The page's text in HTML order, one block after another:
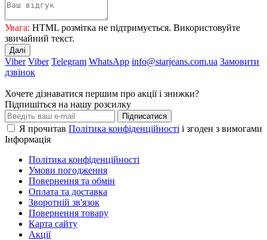
Увага: HTML розмітка не підтримується. Використовуйте
звичайний текст.
Далі
Viber Viber Telegram WhatsApp info@starjeans.com.ua Замовити
дзвінок
Хочете дізнаватися першим про акції і знижки?
Підпишіться на нашу розсилку
Підписатися
Я прочитав Політика конфіденційності і згоден з вимогами
Інформація
Політика конфіденційності
Умови погодження
Повернення та обмін
Оплата та доставка
Зворотній зв'язок
Повернення товару
Карта сайту
Акції